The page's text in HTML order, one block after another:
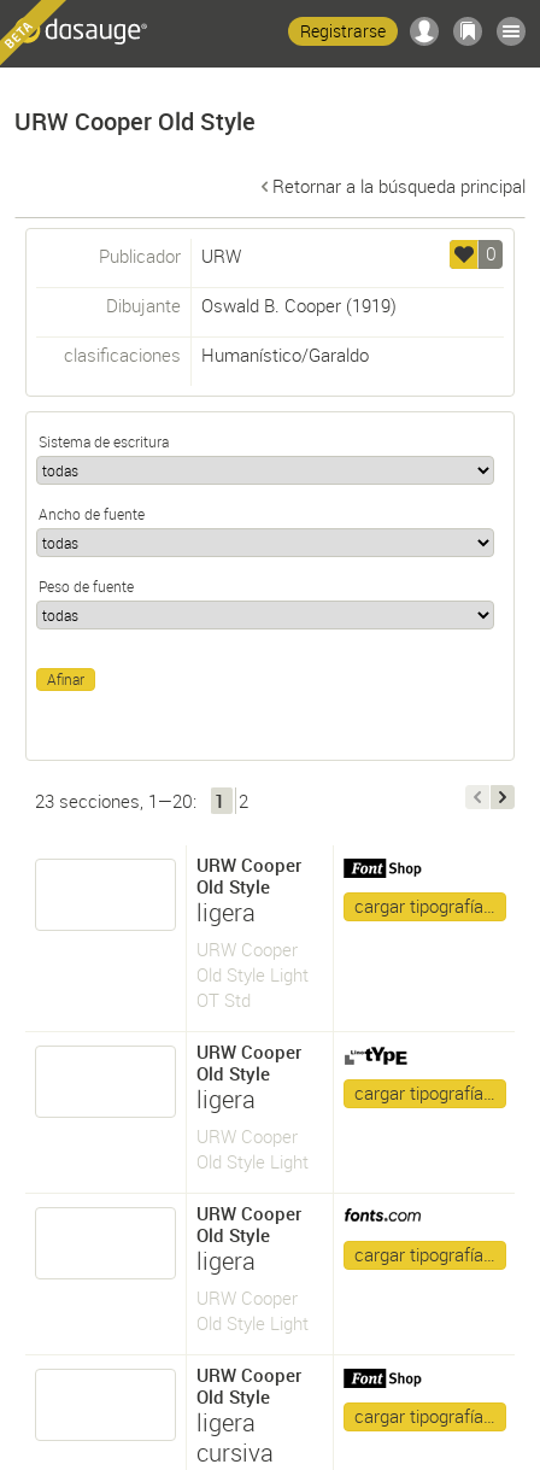
Registrarse
URW Cooper Old Style
Retornar a la búsqueda principal
0
Publicador URW
Dibujante Oswald B. Cooper(1919)
clasificaciones Humanístico/Garaldo
Sistema de escritura
Ancho de fuente
Peso de fuente
23 secciones, 1—20: 1 2
URW Cooper
Old Style
ligera
URW Cooper
Old Style Light
OT Std
cargar tipografía…
URW Cooper
Old Style
ligera
URW Cooper
Old Style Light
cargar tipografía…
URW Cooper
Old Style
ligera
URW Cooper
Old Style Light
cargar tipografía…
URW Cooper
Old Style
ligera
cursiva
cargar tipografía…